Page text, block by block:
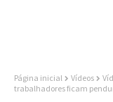
Página inicial Vídeos
trabalhadores ficam